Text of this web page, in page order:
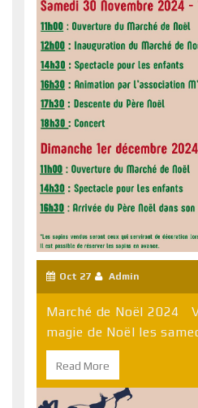
Oct 27 Admin
Marché de Noël 2024
magie de Noël les
Read More